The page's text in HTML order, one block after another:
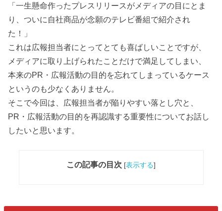
「一生懸命作ったプレスリリースがメディアの目にとま
り、ついに自社商品が念願のテレビ番組で紹介され
た！」
これは広報担当者にとってとても喜ばしいことですが、
メディアに取り上げられたことだけで満足してしまい、
本来のPR・広報活動の目的を忘れてしまっているケース
というのも少なくありません。
そこで今回は、広報担当者が陥りやすい落とし穴と、
PR・広報活動の目的を再認識する重要性についてお話し
したいと思います。
この記事の目次 [表示する]